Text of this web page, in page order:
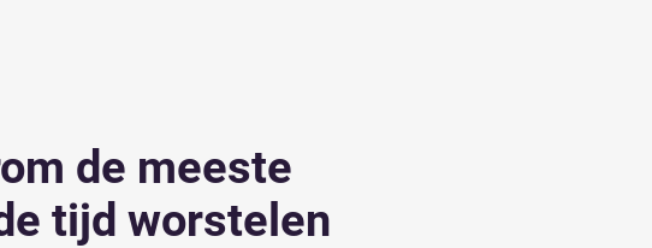
de meeste
tijd worstelen